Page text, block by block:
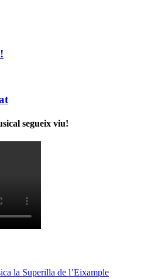
segueix viu!
la Superilla de l’Eixample